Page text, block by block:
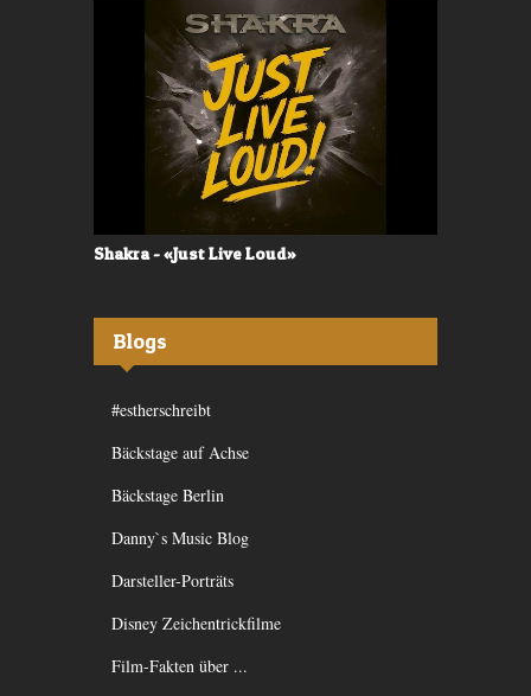
Shakra - «Just Live Loud»
Blogs
#estherschreibt
Bäckstage auf Achse
Bäckstage Berlin
Danny`s Music Blog
Darsteller-Porträts
Disney Zeichentrickfilme
Film-Fakten über ...